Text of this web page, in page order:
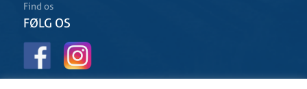
Find os
FØLG OS